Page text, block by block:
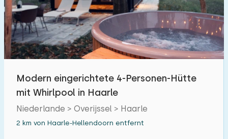
Schwimmbad 78
Eingezäunter Garten
Haustierfrei 46
Ladestation Auto
Budget
Modern eingerichtete 4-Personen-Hütte
mit Whirlpool in Haarle
Niederlande > Overijssel > Haarle
2 km von Haarle-Hellendoorn entfernt